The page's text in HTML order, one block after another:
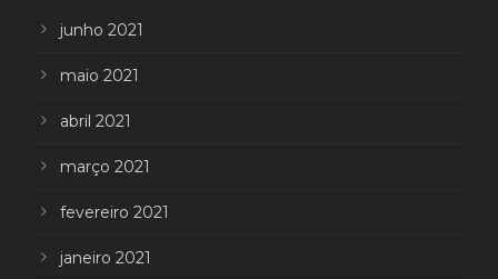
junho 2021
maio 2021
abril 2021
março 2021
fevereiro 2021
janeiro 2021